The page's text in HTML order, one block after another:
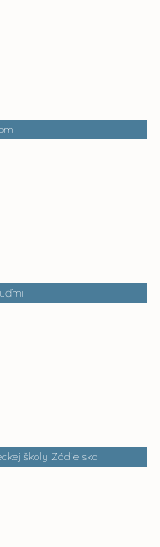
školy Zádielska